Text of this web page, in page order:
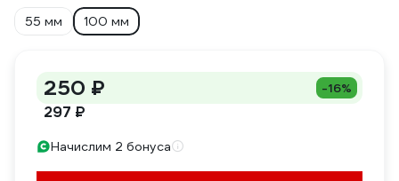
55 мм
100 мм
250 ₽ -16%
297 ₽
Начислим 2 бонуса